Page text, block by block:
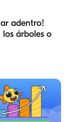
adentro!
los árboles o